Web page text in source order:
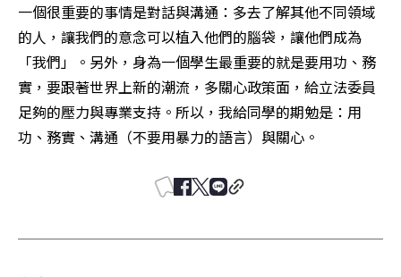
一個很重要的事情是對話與溝通：多去了解其他不同領域
的人，讓我們的意念可以植入他們的腦袋，讓他們成為
「我們」。另外，身為一個學生最重要的就是要用功、務
實，要跟著世界上新的潮流，多關心政策面，給立法委員
足夠的壓力與專業支持。所以，我給同學的期勉是：用
功、務實、溝通（不要用暴力的語言）與關心。